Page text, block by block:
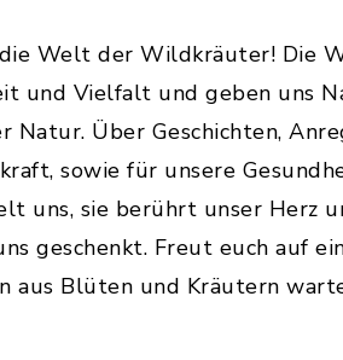
Welt der Wildkräuter! Die
und Vielfalt und geben uns
Natur. Über Geschichten,
sowie für unsere
uns, sie berührt unser Herz
geschenkt. Freut euch auf
aus Blüten und Kräutern